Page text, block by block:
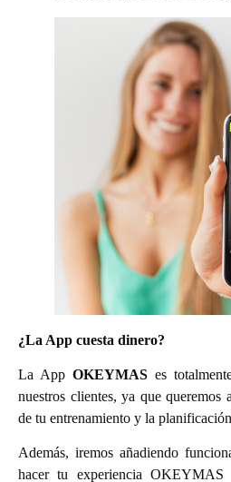
¿La App cuesta dinero?
La App OKEYMAS es
nuestros clientes, ya que queremos
de tu entrenamiento y la
Además, iremos añadiendo
hacer tu experiencia OKEYMAS